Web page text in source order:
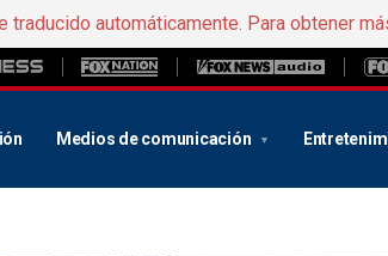
traducido automáticamente. Para obtener
Medios de comunicación